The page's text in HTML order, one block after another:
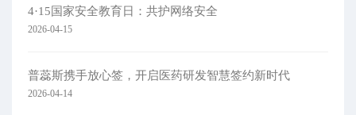
4·15国家安全教育日：共护网络安全​
2026-04-15
普蕊斯携手放心签，开启医药研发智慧签约新时代
2026-04-14